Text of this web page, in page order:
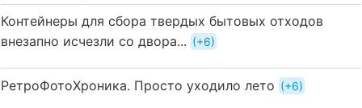
Контейнеры для сбора твердых бытовых отходов
внезапно исчезли со двора...
+6
РетроФотоХроника. Просто уходило лето +6